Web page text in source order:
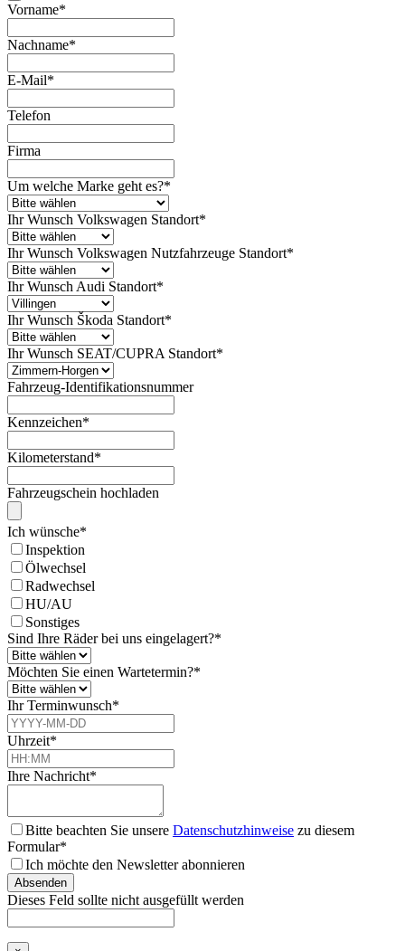
Vorname*
Nachname*
E-Mail*
Telefon
Firma
Um welche Marke geht es?*
Ihr Wunsch Volkswagen Standort*
Ihr Wunsch Volkswagen Nutzfahrzeuge Standort*
Ihr Wunsch Audi Standort*
Ihr Wunsch Škoda Standort*
Ihr Wunsch SEAT/CUPRA Standort*
Fahrzeug-Identifikationsnummer
Kennzeichen*
Kilometerstand*
Fahrzeugschein hochladen
Ich wünsche*
Inspektion
Ölwechsel
Radwechsel
HU/AU
Sonstiges
Sind Ihre Räder bei uns eingelagert?*
Möchten Sie einen Wartetermin?*
Ihr Terminwunsch*
Uhrzeit*
Ihre Nachricht*
Bitte beachten Sie unsere Datenschutzhinweise zu diesem
Formular*
Ich möchte den Newsletter abonnieren
Absenden
Dieses Feld sollte nicht ausgefüllt werden